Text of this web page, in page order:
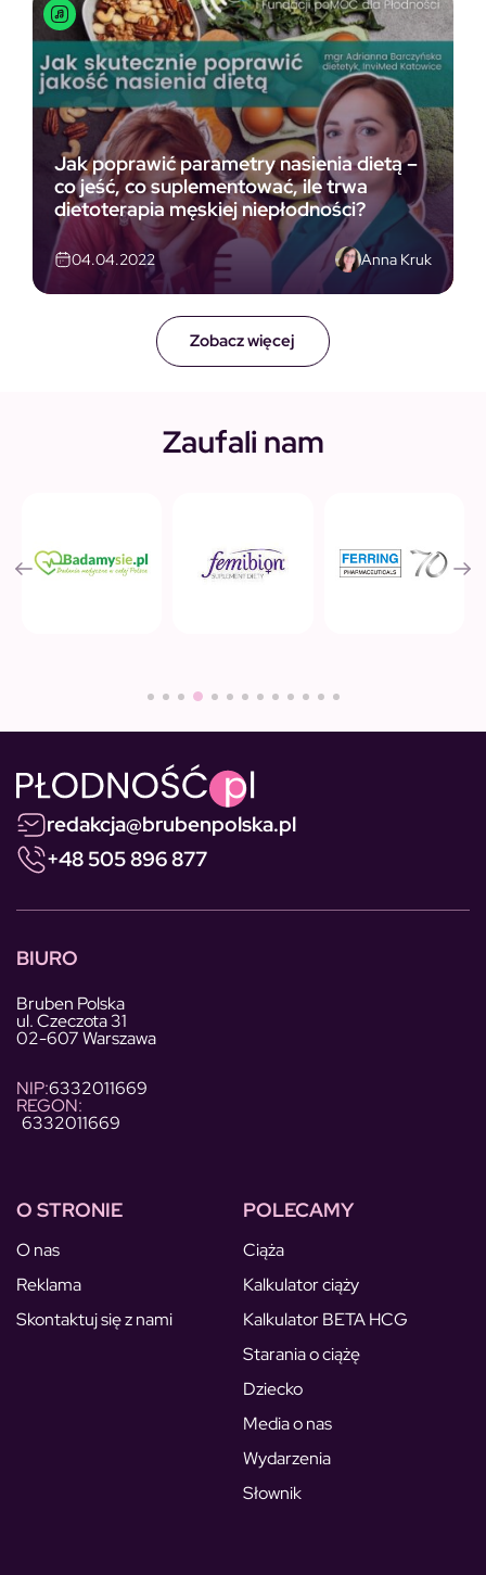
Zobacz więcej
Jak poprawić parametry nasienia dietą –
co jeść, co suplementować, ile trwa
dietoterapia męskiej niepłodności?
04.04.2022 Anna Kruk
Zaufali nam
redakcja@brubenpolska.pl
+48 505 896 877
BIURO
Bruben Polska
ul. Czeczota 31
02-607 Warszawa
NIP:6332011669
REGON:
6332011669
O STRONIE
O nas
Reklama
Skontaktuj się z nami
POLECAMY
Ciąża
Kalkulator ciąży
Kalkulator BETA HCG
Starania o ciążę
Dziecko
Media o nas
Wydarzenia
Słownik